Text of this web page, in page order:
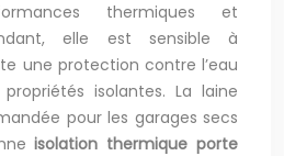
thermiques et
elle est sensible à
une protection contre l’eau
isolantes. La laine
pour les garages secs
isolation thermique porte